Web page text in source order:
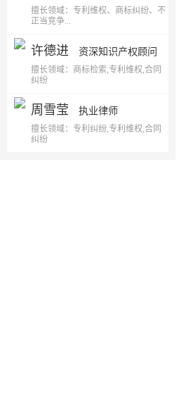
擅长领域：专利维权、商标纠纷、不
正当竞争...
许德进 资深知识产权顾问
擅长领域：商标检索,专利维权,合同
纠纷
周雪莹 执业律师
擅长领域：专利纠纷,专利维权,合同
纠纷